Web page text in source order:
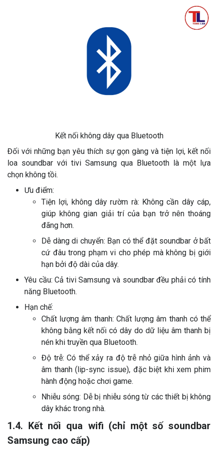
Kết nối không dây qua Bluetooth
Đối với những bạn yêu thích sự gọn gàng và tiện lợi, kết nối
loa soundbar với tivi Samsung qua Bluetooth là một lựa
chọn không tồi.
Ưu điểm:
Tiện lợi, không dây rườm rà: Không cần dây cáp,
giúp không gian giải trí của bạn trở nên thoáng
đãng hơn.
Dễ dàng di chuyển: Bạn có thể đặt soundbar ở bất
cứ đâu trong phạm vi cho phép mà không bị giới
hạn bởi độ dài của dây.
Yêu cầu: Cả tivi Samsung và soundbar đều phải có tính
năng Bluetooth.
Hạn chế:
Chất lượng âm thanh: Chất lượng âm thanh có thể
không bằng kết nối có dây do dữ liệu âm thanh bị
nén khi truyền qua Bluetooth.
Độ trễ: Có thể xảy ra độ trễ nhỏ giữa hình ảnh và
âm thanh (lip-sync issue), đặc biệt khi xem phim
hành động hoặc chơi game.
Nhiễu sóng: Dễ bị nhiễu sóng từ các thiết bị không
dây khác trong nhà.
1.4. Kết nối qua wifi (chỉ một số soundbar
Samsung cao cấp)